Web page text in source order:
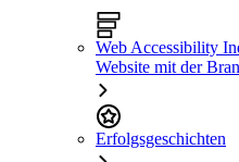
Web Accessibility
Website mit der
Erfolgsgeschichten